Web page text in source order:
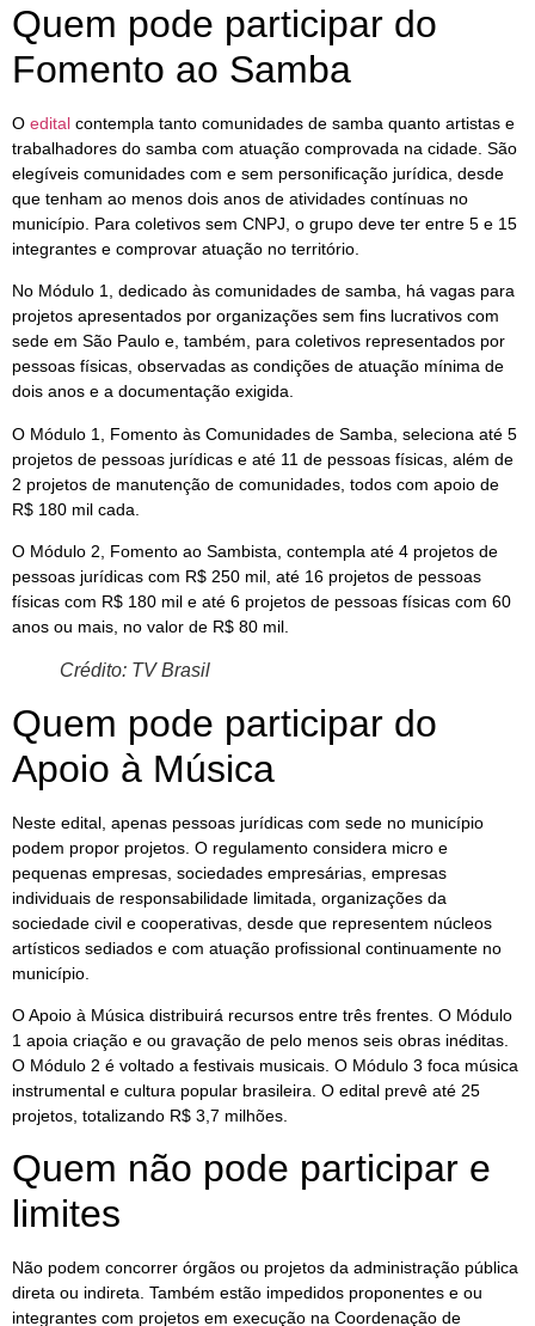
Quem pode participar do
Fomento ao Samba
O edital contempla tanto comunidades de samba quanto artistas e
trabalhadores do samba com atuação comprovada na cidade. São
elegíveis comunidades com e sem personificação jurídica, desde
que tenham ao menos dois anos de atividades contínuas no
município. Para coletivos sem CNPJ, o grupo deve ter entre 5 e 15
integrantes e comprovar atuação no território.
No Módulo 1, dedicado às comunidades de samba, há vagas para
projetos apresentados por organizações sem fins lucrativos com
sede em São Paulo e, também, para coletivos representados por
pessoas físicas, observadas as condições de atuação mínima de
dois anos e a documentação exigida.
O Módulo 1, Fomento às Comunidades de Samba, seleciona até 5
projetos de pessoas jurídicas e até 11 de pessoas físicas, além de
2 projetos de manutenção de comunidades, todos com apoio de
R$ 180 mil cada.
O Módulo 2, Fomento ao Sambista, contempla até 4 projetos de
pessoas jurídicas com R$ 250 mil, até 16 projetos de pessoas
físicas com R$ 180 mil e até 6 projetos de pessoas físicas com 60
anos ou mais, no valor de R$ 80 mil.
Crédito: TV Brasil
Quem pode participar do
Apoio à Música
Neste edital, apenas pessoas jurídicas com sede no município
podem propor projetos. O regulamento considera micro e
pequenas empresas, sociedades empresárias, empresas
individuais de responsabilidade limitada, organizações da
sociedade civil e cooperativas, desde que representem núcleos
artísticos sediados e com atuação profissional continuamente no
município.
O Apoio à Música distribuirá recursos entre três frentes. O Módulo
1 apoia criação e ou gravação de pelo menos seis obras inéditas.
O Módulo 2 é voltado a festivais musicais. O Módulo 3 foca música
instrumental e cultura popular brasileira. O edital prevê até 25
projetos, totalizando R$ 3,7 milhões.
Quem não pode participar e
limites
Não podem concorrer órgãos ou projetos da administração pública
direta ou indireta. Também estão impedidos proponentes e ou
integrantes com projetos em execução na Coordenação de